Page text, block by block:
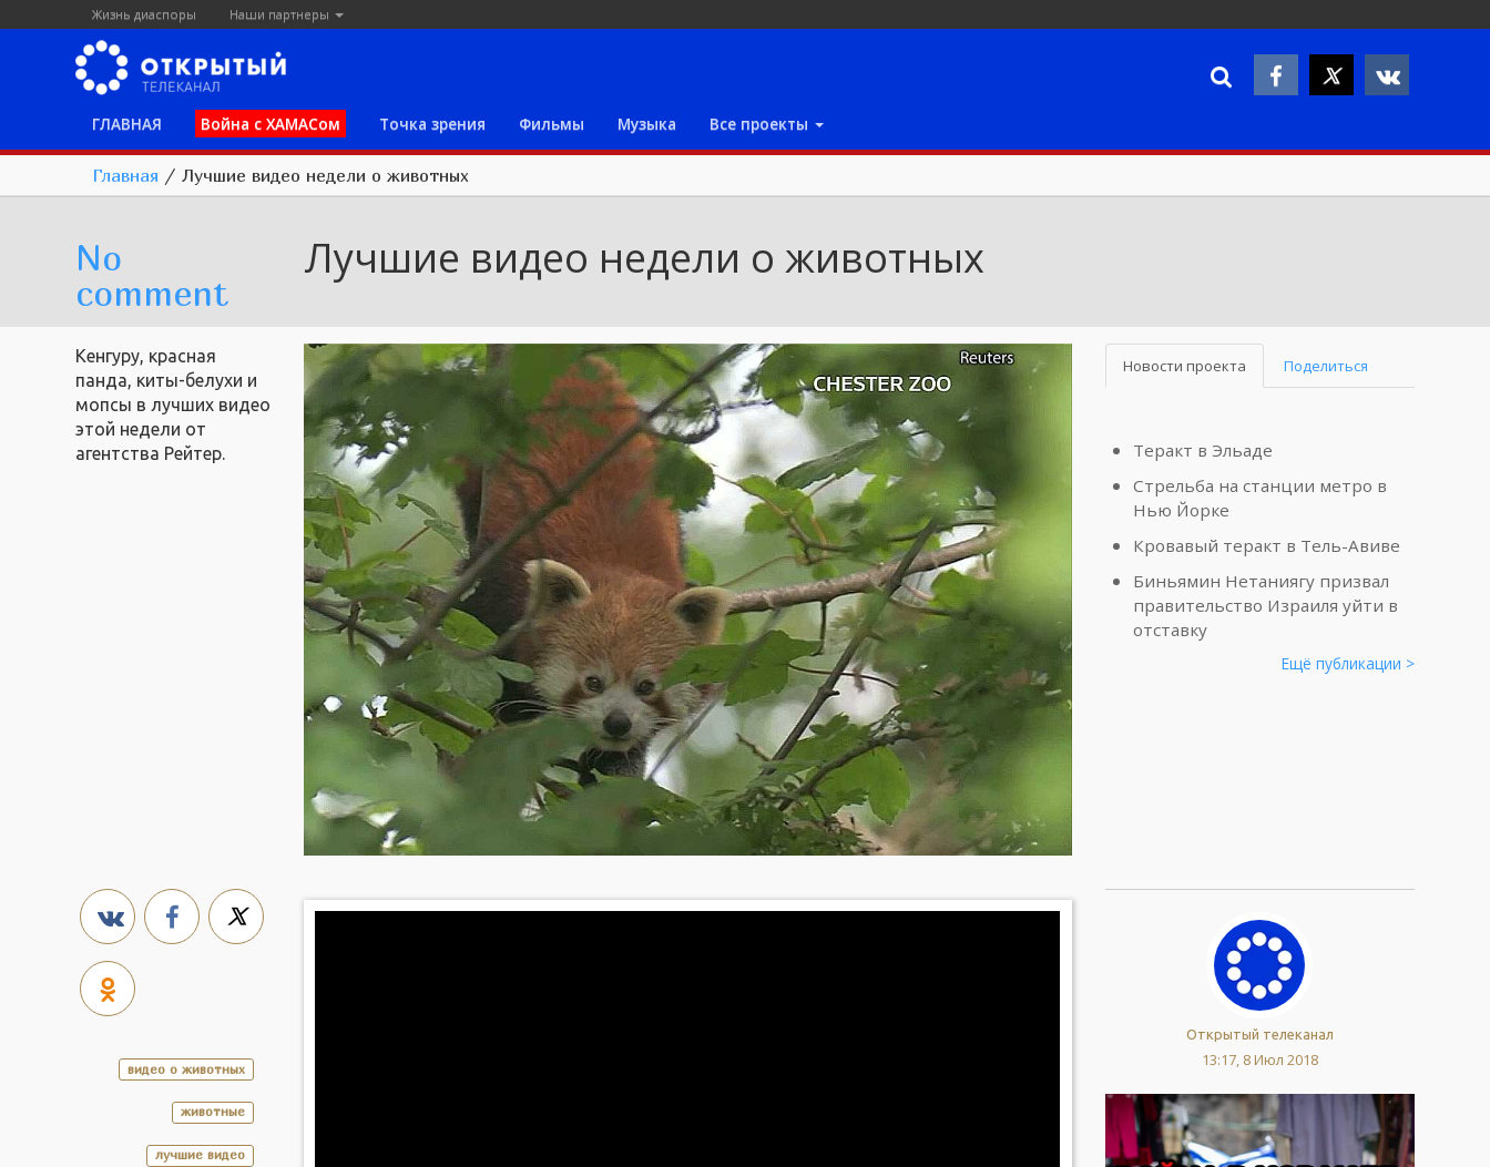
Жизнь диаспоры Наши партнеры
ГЛАВНАЯ Война с ХАМАСом Точка зрения Фильмы Музыка Все проекты
Главная / Лучшие видео недели о животных
No
comment
Лучшие видео недели о животных
Кенгуру, красная
панда, киты-белухи и
мопсы в лучших видео
этой недели от
агентства Рейтер.
Новости проекта Поделиться
Теракт в Эльаде
Стрельба на станции метро в
Нью Йорке
Кровавый теракт в Тель-Авиве
Биньямин Нетаниягу призвал
правительство Израиля уйти в
отставку
Ещё публикации >
видео о животных
животные
лучшие видео
Открытый телеканал
13:17, 8 Июл 2018